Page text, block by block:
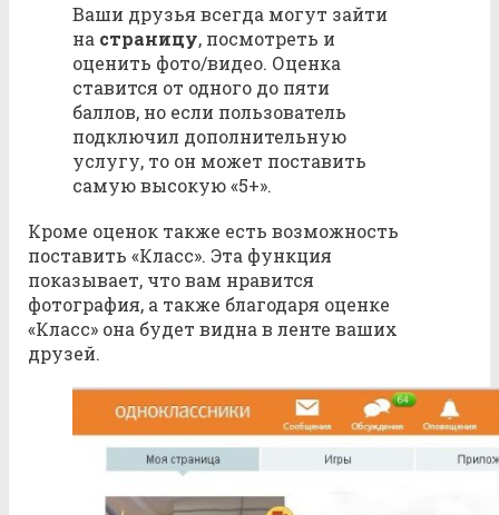
Ваши друзья всегда могут зайти
на страницу, посмотреть и
оценить фото/видео. Оценка
ставится от одного до пяти
баллов, но если пользователь
подключил дополнительную
услугу, то он может поставить
самую высокую «5+».
Кроме оценок также есть возможность
поставить «Класс». Эта функция
показывает, что вам нравится
фотография, а также благодаря оценке
«Класс» она будет видна в ленте ваших
друзей.